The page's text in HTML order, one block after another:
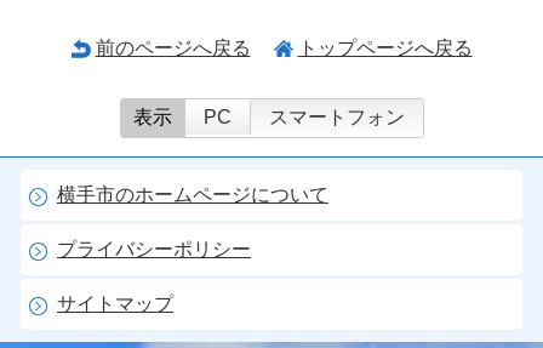
前のページへ戻る トップページへ戻る
表示 PC スマートフォン
横手市のホームページについて
プライバシーポリシー
サイトマップ